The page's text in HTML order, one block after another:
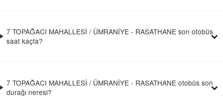
7 TOPAĞACI MAHALLESİ / ÜMRANİYE - RASATHANE son otobüs
saat kaçta?
7 TOPAĞACI MAHALLESİ / ÜMRANİYE - RASATHANE otobüs son
durağı neresi?